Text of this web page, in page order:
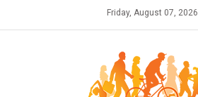
Friday, August 07, 2026